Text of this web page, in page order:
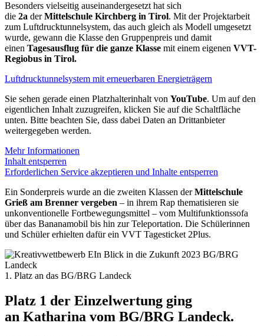
Besonders vielseitig auseinandergesetzt hat sich
die 2a derMittelschule Kirchberg in Tirol. Mit der Projektarbeit
zum Luftdrucktunnelsystem, das auch gleich als Modell umgesetzt
wurde, gewann die Klasse den Gruppenpreis und damit
einen Tagesausflug für die ganze Klasse mit einem eigenen VVT-
Regiobus in Tirol.
Luftdrucktunnelsystem mit erneuerbaren Energieträgern
Sie sehen gerade einen Platzhalterinhalt von YouTube. Um auf den
eigentlichen Inhalt zuzugreifen, klicken Sie auf die Schaltfläche
unten. Bitte beachten Sie, dass dabei Daten an Drittanbieter
weitergegeben werden.
Mehr Informationen
Inhalt entsperren
Erforderlichen Service akzeptieren und Inhalte entsperren
Ein Sonderpreis wurde an die zweiten Klassen derMittelschule
Grieß am Brenner vergeben – in ihrem Rap thematisieren sie
unkonventionelle Fortbewegungsmittel – vom Multifunktionssofa
über das Bananamobil bis hin zur Teleportation. Die Schülerinnen
und Schüler erhielten dafür ein VVT Tagesticket 2Plus.
1. Platz an das BG/BRG Landeck
Platz 1 der Einzelwertung ging
an Katharina vom BG/BRG Landeck.